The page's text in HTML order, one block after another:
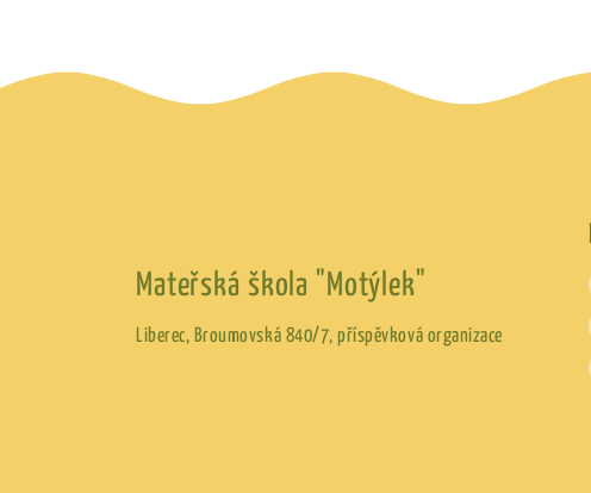
Mateřská škola "Motýlek"
Liberec, Broumovská 840/7, příspěvková organizace